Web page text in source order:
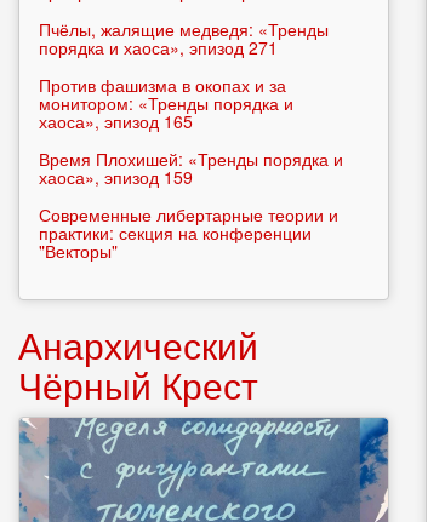
Пчёлы, жалящие медведя: «Тренды
порядка и хаоса», эпизод 271
Против фашизма в окопах и за
монитором: «Тренды порядка и
хаоса», эпизод 165
Время Плохишей: «Тренды порядка и
хаоса», эпизод 159
Современные либертарные теории и
практики: секция на конференции
"Векторы"
Анархический
Чёрный Крест